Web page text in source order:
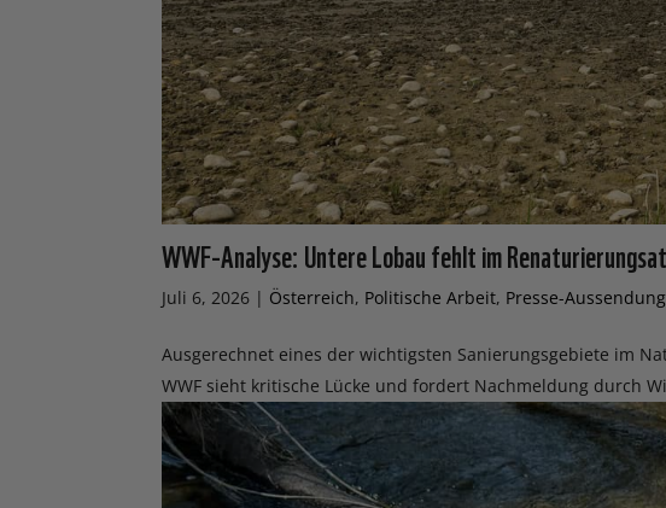
WWF-Analyse: Untere Lobau fehlt im
Juli 6, 2026 | Österreich, Politische Arbeit, Presse-Aussendung
Ausgerechnet eines der wichtigsten Sanierungsgebiete im
WWF sieht kritische Lücke und fordert Nachmeldung durch